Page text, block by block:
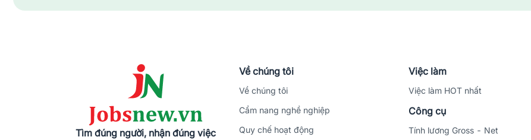
Tìm đúng người, nhận đúng việc
Về chúng tôi
Về chúng tôi
Cẩm nang nghề nghiệp
Quy chế hoạt động
Việc làm
Việc làm HOT nhất
Công cụ
Tính lương Gross - Net